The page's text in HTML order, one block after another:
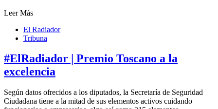
Leer Más
El Radiador
Tribuna
#ElRadiador | Premio Toscano a la
excelencia
Según datos ofrecidos a los diputados, la Secretaría de Seguridad
Ciudadana tiene a la mitad de sus elementos activos cuidando